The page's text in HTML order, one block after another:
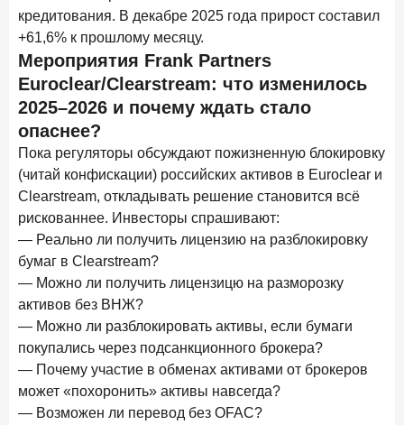
Я согласен с условиями обработки данных
10 марта 2026 года ИССЛЕДОВАНИЕ
Куда уходят деньги? Frank RG исследует рынок
вкладов
6 марта 2026 года
По итогам февраля 2026 года объем выдач кредитов
составил 748,4 млрд руб.
25 февраля 2026 года ИССЛЕДОВАНИЕ
Ипотека. Итоги работы крупнейших ипотечных банков
в январе 2026 года
Не по цене, а по ценности: как россияне выбирали
подписки в 2025 году?
17 февраля 2026 года
Бизнес на маркетплейсах: новичкам здесь больше не
кредитования. В декабре 2025 года прирост составил
+61,6% к прошлому месяцу.
Мероприятия Frank Partners
Euroclear/Clearstream: что изменилось
2025–2026 и почему ждать стало
опаснее?
Пока регуляторы обсуждают пожизненную блокировку
(читай конфискации) российских активов в Euroclear и
Clearstream, откладывать решение становится всё
рискованнее. Инвесторы спрашивают:
— Реально ли получить лицензию на разблокировку
бумаг в Clearstream?
— Можно ли получить лицензицю на разморозку
активов без ВНЖ?
— Можно ли разблокировать активы, если бумаги
покупались через подсанкционного брокера?
— Почему участие в обменах активами от брокеров
может «похоронить» активы навсегда?
— Возможен ли перевод без OFAC?